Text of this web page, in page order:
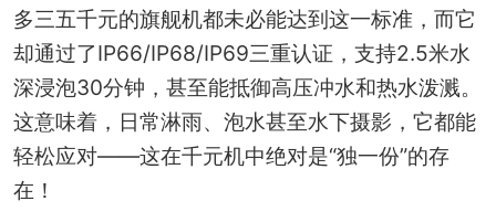
多三五千元的旗舰机都未必能达到这一标准，而它
却通过了IP66/IP68/IP69三重认证，支持2.5米水
深浸泡30分钟，甚至能抵御高压冲水和热水泼溅。
这意味着，日常淋雨、泡水甚至水下摄影，它都能
轻松应对——这在千元机中绝对是“独一份”的存
在！